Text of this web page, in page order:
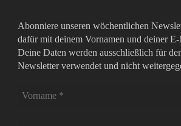
Abonniere unseren wöchentlichen
dafür mit deinem Vornamen und deiner E-
Deine Daten werden ausschließlich für
Newsletter verwendet und nicht